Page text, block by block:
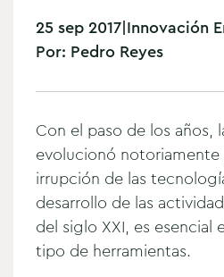
25 sep 2017|Innovación
Por: Pedro Reyes
Con el paso de los años,
evolucionó notoriamente
irrupción de las
desarrollo de las
del siglo XXI, es esencial
tipo de herramientas.